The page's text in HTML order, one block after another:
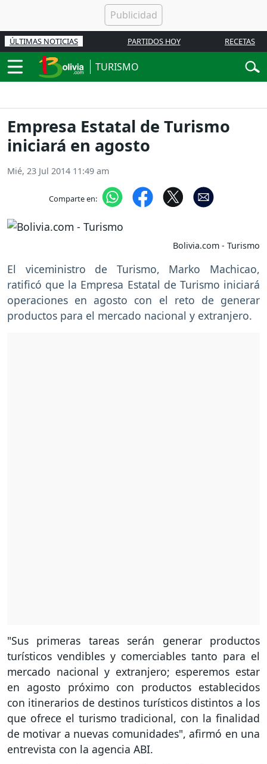
ÚLTIMAS NOTICIAS PARTIDOS HOY RECETAS
TURISMO
Empresa Estatal de Turismo
iniciará en agosto
Mié, 23 Jul 2014 11:49 am
Comparte en:
Bolivia.com - Turismo
El viceministro de Turismo, Marko Machicao,
ratificó que la Empresa Estatal de Turismo iniciará
operaciones en agosto con el reto de generar
productos para el mercado nacional y extranjero.
"Sus primeras tareas serán generar productos
turísticos vendibles y comerciables tanto para el
mercado nacional y extranjero; esperemos estar
en agosto próximo con productos establecidos
con itinerarios de destinos turísticos distintos a los
que ofrece el turismo tradicional, con la finalidad
de motivar a nuevas comunidades", afirmó en una
entrevista con la agencia ABI.